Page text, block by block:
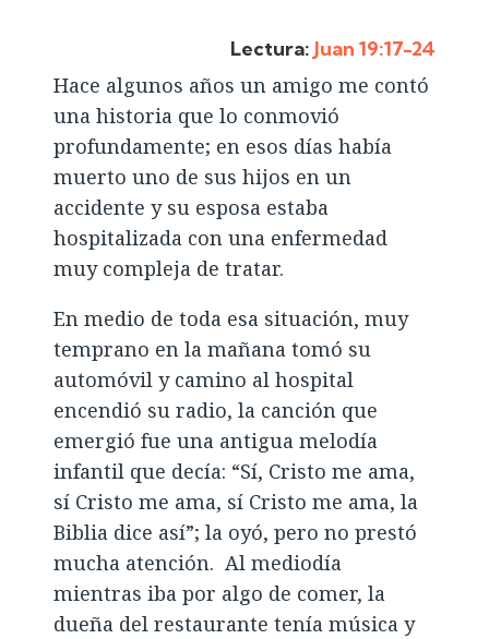
Lectura: Juan 19:17-24
Hace algunos años un amigo me contó
una historia que lo conmovió
profundamente; en esos días había
muerto uno de sus hijos en un
accidente y su esposa estaba
hospitalizada con una enfermedad
muy compleja de tratar.
En medio de toda esa situación, muy
temprano en la mañana tomó su
automóvil y camino al hospital
encendió su radio, la canción que
emergió fue una antigua melodía
infantil que decía: “Sí, Cristo me ama,
sí Cristo me ama, sí Cristo me ama, la
Biblia dice así”; la oyó, pero no prestó
mucha atención. Al mediodía
mientras iba por algo de comer, la
dueña del restaurante tenía música y